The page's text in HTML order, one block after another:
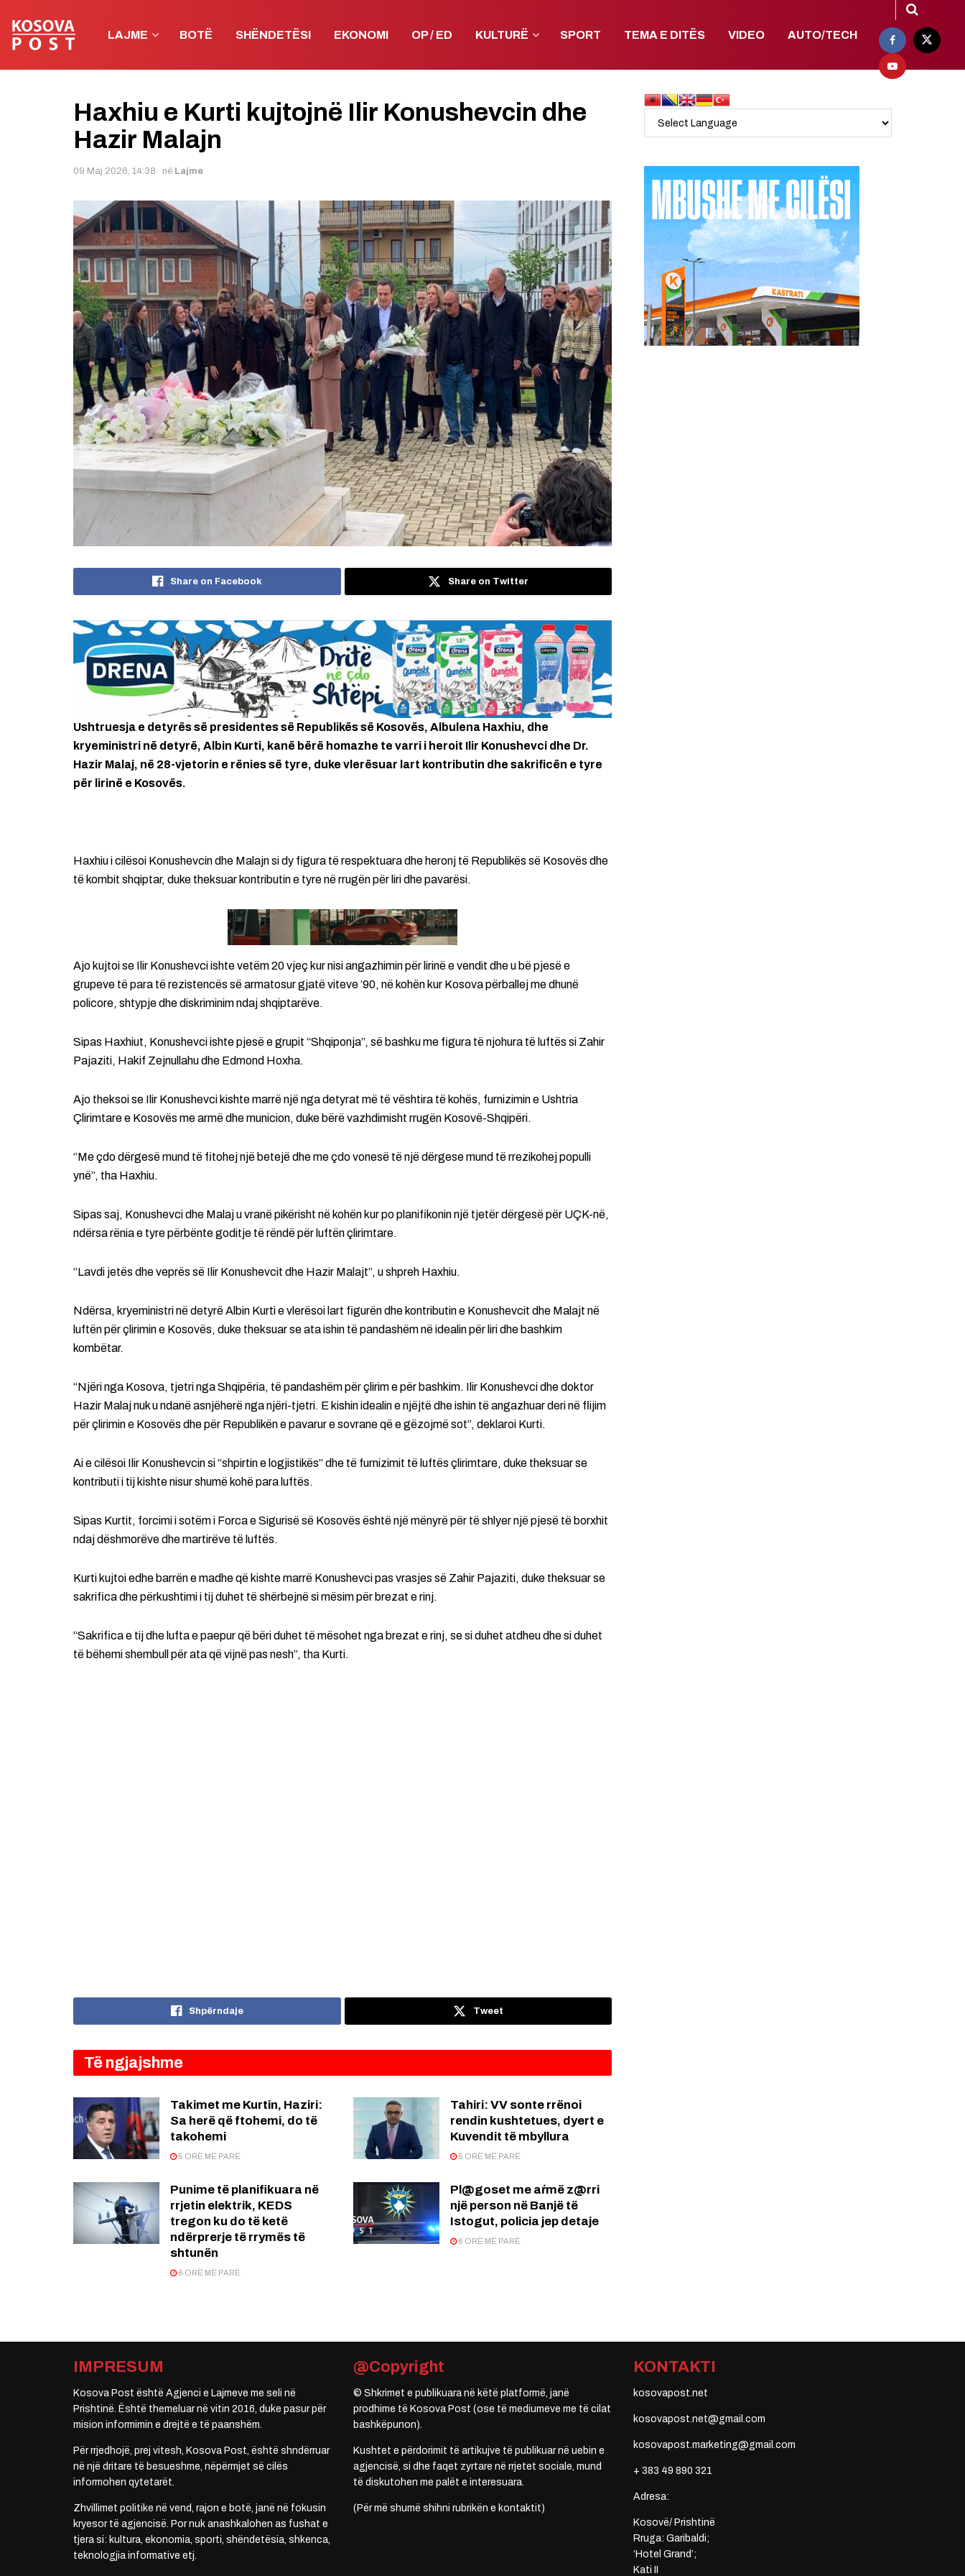
LAJME BOTË SHËNDETËSI EKONOMI OP / ED KULTURË SPORT TEMA E DITËS VIDEO AUTO/TECH
Haxhiu e Kurti kujtojnë Ilir Konushevcin dhe
Hazir Malajn
09 Maj 2026, 14:38 në Lajme
Share on Facebook Share on Twitter
Ushtruesja e detyrës së presidentes së Republikës së Kosovës, Albulena Haxhiu, dhe
kryeministri në detyrë, Albin Kurti, kanë bërë homazhe te varri i heroit Ilir Konushevci dhe Dr.
Hazir Malaj, në 28-vjetorin e rënies së tyre, duke vlerësuar lart kontributin dhe sakrificën e tyre
për lirinë e Kosovës.
Haxhiu i cilësoi Konushevcin dhe Malajn si dy figura të respektuara dhe heronj të Republikës së Kosovës dhe
të kombit shqiptar, duke theksuar kontributin e tyre në rrugën për liri dhe pavarësi.
Ajo kujtoi se Ilir Konushevci ishte vetëm 20 vjeç kur nisi angazhimin për lirinë e vendit dhe u bë pjesë e
grupeve të para të rezistencës së armatosur gjatë viteve ’90, në kohën kur Kosova përballej me dhunë
policore, shtypje dhe diskriminim ndaj shqiptarëve.
Sipas Haxhiut, Konushevci ishte pjesë e grupit “Shqiponja”, së bashku me figura të njohura të luftës si Zahir
Pajaziti, Hakif Zejnullahu dhe Edmond Hoxha.
Ajo theksoi se Ilir Konushevci kishte marrë një nga detyrat më të vështira të kohës, furnizimin e Ushtria
Çlirimtare e Kosovës me armë dhe municion, duke bërë vazhdimisht rrugën Kosovë-Shqipëri.
“Me çdo dërgesë mund të fitohej një betejë dhe me çdo vonesë të një dërgese mund të rrezikohej populli
ynë”, tha Haxhiu.
Sipas saj, Konushevci dhe Malaj u vranë pikërisht në kohën kur po planifikonin një tjetër dërgesë për UÇK-në,
ndërsa rënia e tyre përbënte goditje të rëndë për luftën çlirimtare.
“Lavdi jetës dhe veprës së Ilir Konushevcit dhe Hazir Malajt”, u shpreh Haxhiu.
Ndërsa, kryeministri në detyrë Albin Kurti e vlerësoi lart figurën dhe kontributin e Konushevcit dhe Malajt në
luftën për çlirimin e Kosovës, duke theksuar se ata ishin të pandashëm në idealin për liri dhe bashkim
kombëtar.
“Njëri nga Kosova, tjetri nga Shqipëria, të pandashëm për çlirim e për bashkim. Ilir Konushevci dhe doktor
Hazir Malaj nuk u ndanë asnjëherë nga njëri-tjetri. E kishin idealin e njëjtë dhe ishin të angazhuar deri në flijim
për çlirimin e Kosovës dhe për Republikën e pavarur e sovrane që e gëzojmë sot”, deklaroi Kurti.
Ai e cilësoi Ilir Konushevcin si “shpirtin e logjistikës” dhe të furnizimit të luftës çlirimtare, duke theksuar se
kontributi i tij kishte nisur shumë kohë para luftës.
Sipas Kurtit, forcimi i sotëm i Forca e Sigurisë së Kosovës është një mënyrë për të shlyer një pjesë të borxhit
ndaj dëshmorëve dhe martirëve të luftës.
Kurti kujtoi edhe barrën e madhe që kishte marrë Konushevci pas vrasjes së Zahir Pajaziti, duke theksuar se
sakrifica dhe përkushtimi i tij duhet të shërbejnë si mësim për brezat e rinj.
“Sakrifica e tij dhe lufta e paepur që bëri duhet të mësohet nga brezat e rinj, se si duhet atdheu dhe si duhet
të bëhemi shembull për ata që vijnë pas nesh”, tha Kurti.
Shpërndaje Tweet
Të ngjajshme
Takimet me Kurtin, Haziri:
Sa herë që ftohemi, do të
takohemi
5 ORË MË PARË
Tahiri: VV sonte rrënoi
rendin kushtetues, dyert e
Kuvendit të mbyllura
5 ORË MË PARË
Punime të planifikuara në
rrjetin elektrik, KEDS
tregon ku do të ketë
ndërprerje të rrymës të
shtunën
6 ORË MË PARË
Pl@goset me aŕmë z@rri
një person në Banjë të
Istogut, policia jep detaje
6 ORË MË PARË
IMPRESUM
Kosova Post është Agjenci e Lajmeve me seli në
Prishtinë. Është themeluar në vitin 2016, duke pasur për
mision informimin e drejtë e të paanshëm.
Për rrjedhojë, prej vitesh, Kosova Post, është shndërruar
në një dritare të besueshme, nëpërmjet së cilës
informohen qytetarët.
Zhvillimet politike në vend, rajon e botë, janë në fokusin
kryesor të agjencisë. Por nuk anashkalohen as fushat e
tjera si: kultura, ekonomia, sporti, shëndetësia, shkenca,
teknologjia informative etj.
@Copyright
© Shkrimet e publikuara në këtë platformë, janë
prodhime të Kosova Post (ose të mediumeve me të cilat
bashkëpunon).
Kushtet e përdorimit të artikujve të publikuar në uebin e
agjencisë, si dhe faqet zyrtare në rrjetet sociale, mund
të diskutohen me palët e interesuara.
(Për më shumë shihni rubrikën e kontaktit)
KONTAKTI
kosovapost.net
kosovapost.net@gmail.com
kosovapost.marketing@gmail.com
+ 383 49 890 321
Adresa:
Kosovë/ Prishtinë
Rruga: Garibaldi;
‘Hotel Grand’;
Kati II